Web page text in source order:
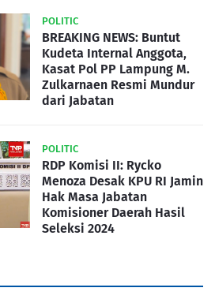
POLITIC
BREAKING NEWS: Buntut
Kudeta Internal Anggota,
Kasat Pol PP Lampung M.
Zulkarnaen Resmi Mundur
dari Jabatan
POLITIC
RDP Komisi II: Rycko
Menoza Desak KPU RI Jamin
Hak Masa Jabatan
Komisioner Daerah Hasil
Seleksi 2024